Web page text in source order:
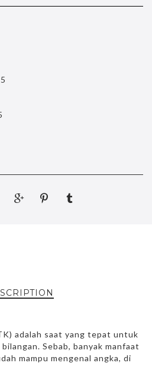
adalah saat yang tepat untuk
Sebab, banyak manfaat
mampu mengenal angka, di